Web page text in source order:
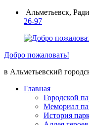
ПерейтиАльметьевск,
26-97
Добро пожаловать!
в Альметьевский
Главная
Городской
Мемориал
История